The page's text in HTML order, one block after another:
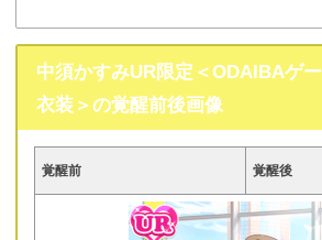
中須かすみUR限定＜ODAIBAゲ
衣装＞の覚醒前後画像
覚醒前 覚醒後